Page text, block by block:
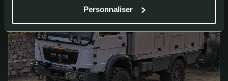
Personnaliser